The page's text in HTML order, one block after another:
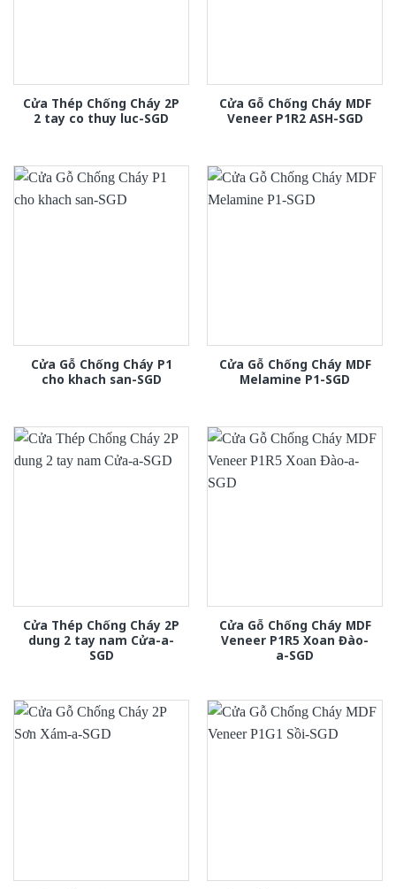
Cửa Thép Chống Cháy 2P
2 tay co thuy luc-SGD
Cửa Gỗ Chống Cháy MDF
Veneer P1R2 ASH-SGD
Cửa Gỗ Chống Cháy P1
cho khach san-SGD
Cửa Gỗ Chống Cháy MDF
Melamine P1-SGD
Cửa Thép Chống Cháy 2P
dung 2 tay nam Cửa-a-
SGD
Cửa Gỗ Chống Cháy MDF
Veneer P1R5 Xoan Đào-
a-SGD